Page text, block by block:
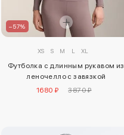
–57%
XS S M L XL
Футболка с длинным рукавом из
леночелло с завязкой
1680 ₽
3870 ₽